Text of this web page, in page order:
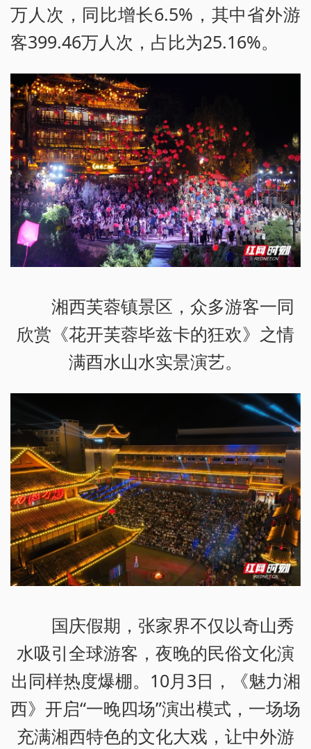
万人次，同比增长6.5%，其中省外游
客399.46万人次，占比为25.16%。
湘西芙蓉镇景区，众多游客一同
欣赏《花开芙蓉毕兹卡的狂欢》之情
满酉水山水实景演艺。
国庆假期，张家界不仅以奇山秀
水吸引全球游客，夜晚的民俗文化演
出同样热度爆棚。10月3日，《魅力湘
西》开启“一晚四场”演出模式，一场场
充满湘西特色的文化大戏，让中外游